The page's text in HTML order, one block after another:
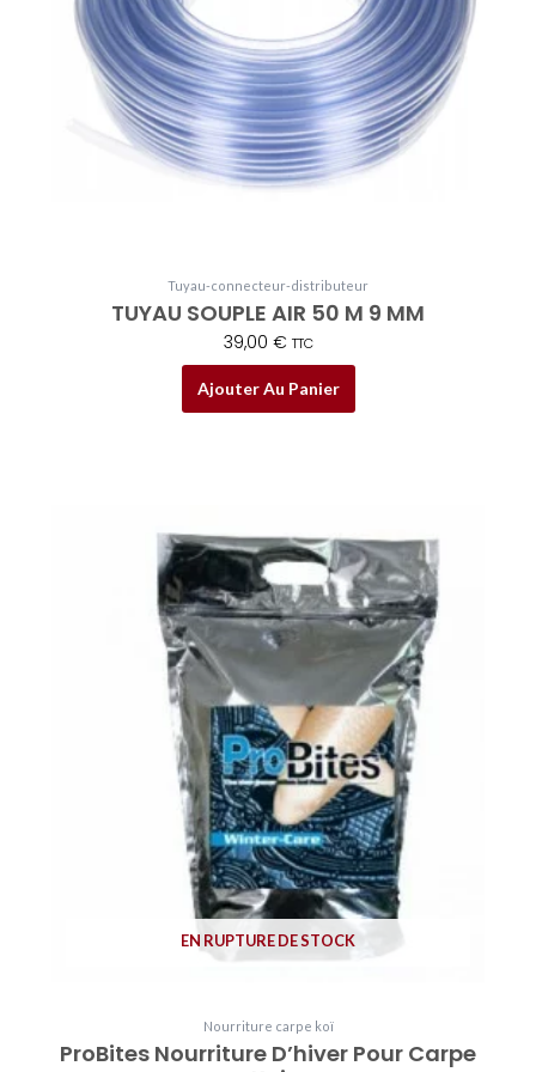
Tuyau-connecteur-distributeur
TUYAU SOUPLE AIR 50 M 9 MM
39,00 € TTC
Ajouter Au Panier
EN RUPTURE DE STOCK
Nourriture carpe koï
ProBites Nourriture D’hiver Pour Carpe